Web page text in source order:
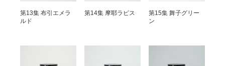
第13集 布引エメラ
ルド
第14集 摩耶ラピス
第15集 舞子グリー
ン